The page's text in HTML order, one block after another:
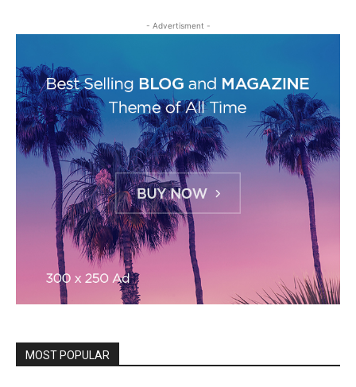
- Advertisment -
MOST POPULAR